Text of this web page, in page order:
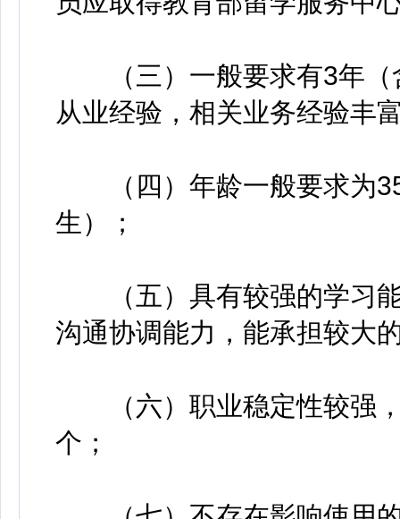
（三）一般要求有3年（
从业经验，相关业务经验丰
（四）年龄一般要求为35
生）；
（五）具有较强的学习能
沟通协调能力，能承担较大
（六）职业稳定性较强，
个；